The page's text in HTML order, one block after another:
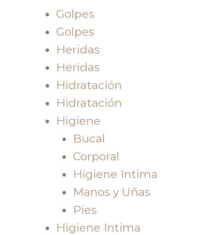
Golpes
Golpes
Heridas
Heridas
Hidratación
Hidratación
Higiene
Bucal
Corporal
Higiene Intima
Manos y Uñas
Pies
Higiene Intima